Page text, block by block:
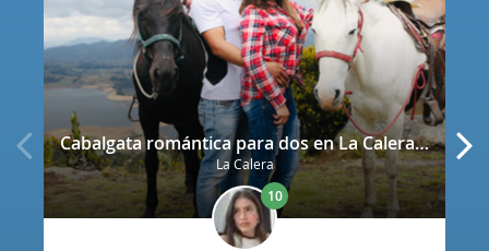
Cabalgata romántica para dos en La Calera con decoración
La Calera
10